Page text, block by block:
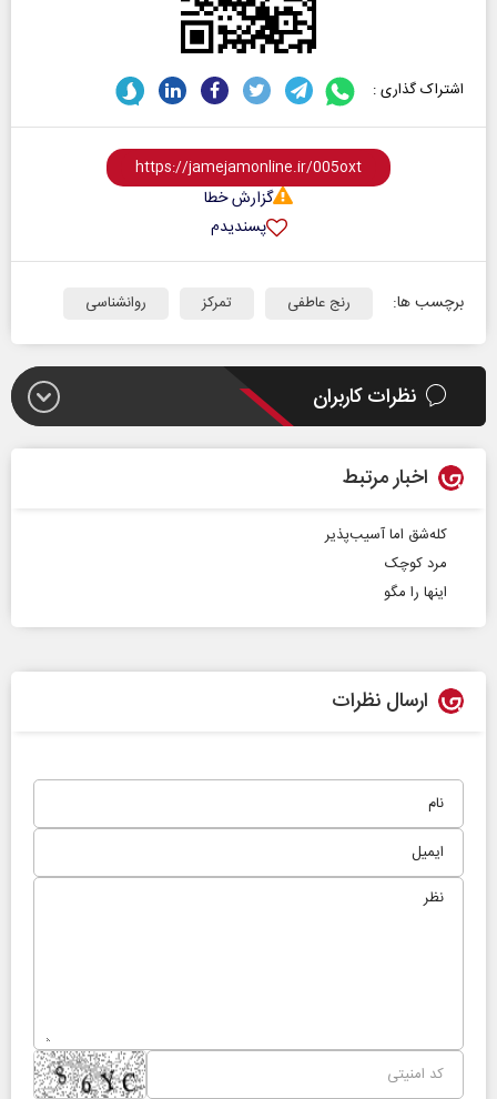
اشتراک گذاری :
گزارش خطا
پسندیدم
برچسب ها: رنج عاطفی تمرکز روانشناسی
نظرات کاربران
اخبار مرتبط
کله‌شق اما آسیب‌پذیر
مرد کوچک
اینها را مگو
ارسال نظرات